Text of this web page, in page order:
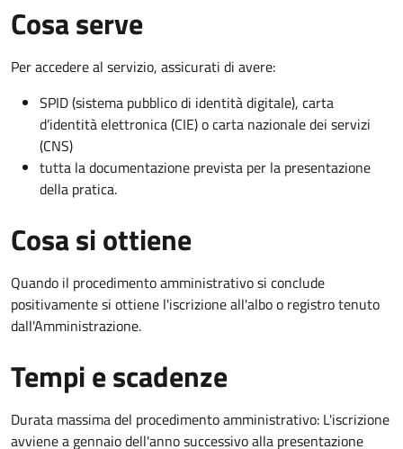
Cosa serve
Per accedere al servizio, assicurati di avere:
SPID (sistema pubblico di identità digitale), carta
d’identità elettronica (CIE) o carta nazionale dei servizi
(CNS)
tutta la documentazione prevista per la presentazione
della pratica.
Cosa si ottiene
Quando il procedimento amministrativo si conclude
positivamente si ottiene l'iscrizione all'albo o registro tenuto
dall'Amministrazione.
Tempi e scadenze
Durata massima del procedimento amministrativo: L'iscrizione
avviene a gennaio dell'anno successivo alla presentazione